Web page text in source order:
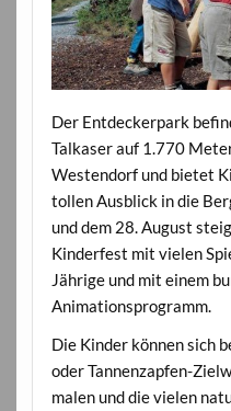
Der Entdeckerpark
Talkaser auf 1.770
Westendorf und bietet
tollen Ausblick in die
und dem 28. August
Kinderfest mit vielen
Jährige und mit einem
Animationsprogramm.
Die Kinder können sich
oder Tannenzapfen-
malen und die vielen